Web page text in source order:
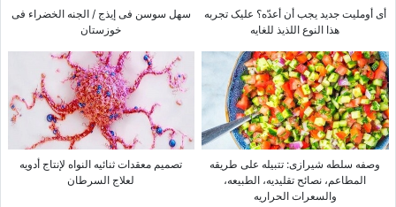
أی أوملیت جدید یجب أن أعدّه؟ علیک تجربه
هذا النوع اللذیذ للغایه
سهل سوسن فی إیذج / الجنه الخضراء فی
خوزستان
وصفه سلطه شیرازی: تتبیله على طریقه
المطاعم، نصائح تقلیدیه، الطبیعه،
والسعرات الحراریه
تصمیم معقدات ثنائیه النواه لإنتاج أدویه
لعلاج السرطان